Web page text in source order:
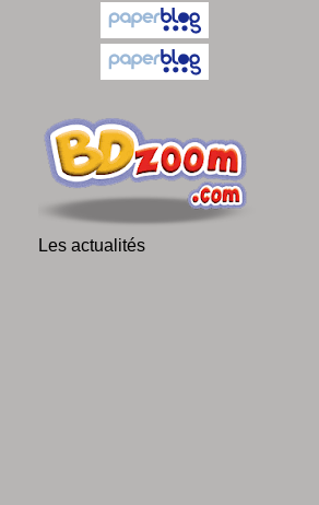
Les actualités